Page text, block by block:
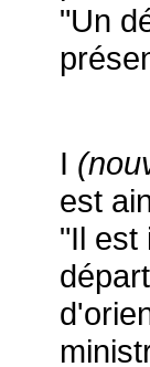
"Un
I
est
"Il est